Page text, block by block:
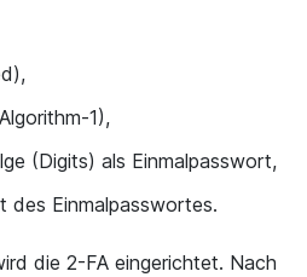
1),
(Digits) als Einmalpasswort,
des Einmalpasswortes.
die 2-FA eingerichtet. Nach